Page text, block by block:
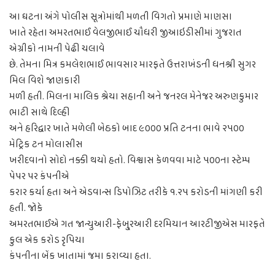
આ ઘટના અંગે પોલીસ સૂત્રોમાંથી મળતી વિગતો પ્રમાણે માણસા
ખાતે રહેતા અમરતભાઈ વેલજીભાઈ ચૌધરી જીઆઇડીસીમાં ગુજરાત
એગ્રીકો નામની પેઢી ચલાવે
છે. તેમના મિત્ર કમલેશભાઈ ભાવસાર મારફતે ઉત્તરાખંડની ધનશ્રી સુગર
મિલ વિશે જાણકારી
મળી હતી. મિલના માલિક શ્રેયા સહાની અને જનરલ મેનેજર અરુણકુમાર
ભાટી સાથે દિલ્હી
અને હરિદ્વાર ખાતે મળેલી બેઠકો બાદ ૯૦૦૦ પ્રતિ ટનના ભાવે ૨૫૦૦
મેટ્રિક ટન મોલાસીસ
ખરીદવાનો સોદો નક્કી થયો હતો. વિશ્વાસ કેળવવા માટે ૫૦૦ના સ્ટેમ્પ
પેપર પર કંપનીએ
કરાર કર્યા હતા અને એડવાન્સ ડિપોઝિટ તરીકે ૧.૨૫ કરોડની માંગણી કરી
હતી. જોકે
અમરતભાઈએ ગત જાન્યુઆરી-ફેબુ્રઆરી દરમિયાન આરટીજીએસ મારફતે
કુલ એક કરોડ રૃપિયા
કંપનીના બેંક ખાતામાં જમા કરાવ્યા હતા.